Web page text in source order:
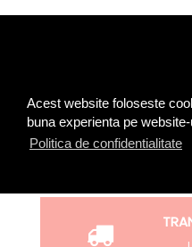
Acest website foloseste
buna experienta pe
Politica de confidentialitate
0 opinii |
Cod produs:BUMP-01